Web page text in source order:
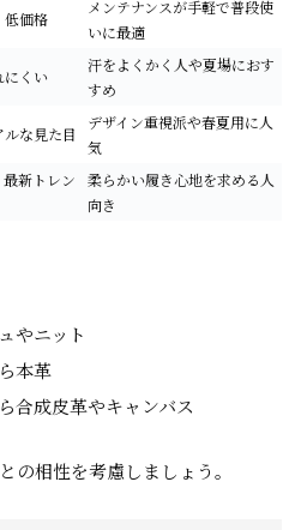
低価格
メンテナンスが手軽で普段使
いに最適
くい
汗をよくかく人や夏場におす
すめ
な見た目
デザイン重視派や春夏用に人
気
新トレン
柔らかい履き心地を求める人
向き
やニット
本革
合成皮革やキャンバス
の相性を考慮しましょう。